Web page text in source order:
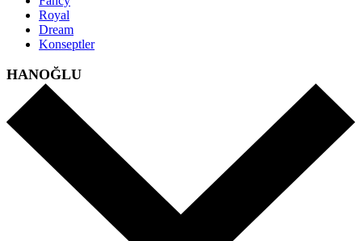
Royal
Dream
Konseptler
HANOĞLU